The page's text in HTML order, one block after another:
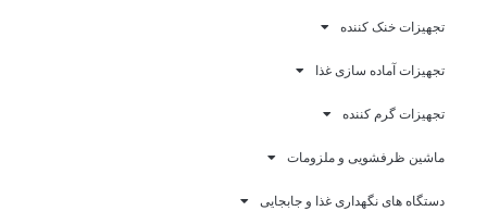
تجهیزات خنک کننده
تجهیزات آماده سازی غذا
تجهیزات گرم کننده
ماشین ظرفشویی و ملزومات
دستگاه های نگهداری غذا و جابجایی